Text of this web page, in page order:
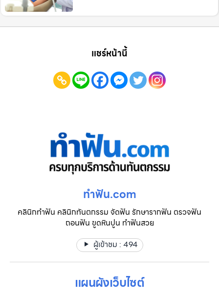
แชร์หน้านี้
ทําฟัน.com
คลินิกทำฟัน คลินิกทันตกรรม จัดฟัน รักษารากฟัน ตรวจฟัน
ถอนฟัน ขูดหินปูน ทำฟันสวย
ผู้เข้าชม : 494
แผนผังเว็บไซต์